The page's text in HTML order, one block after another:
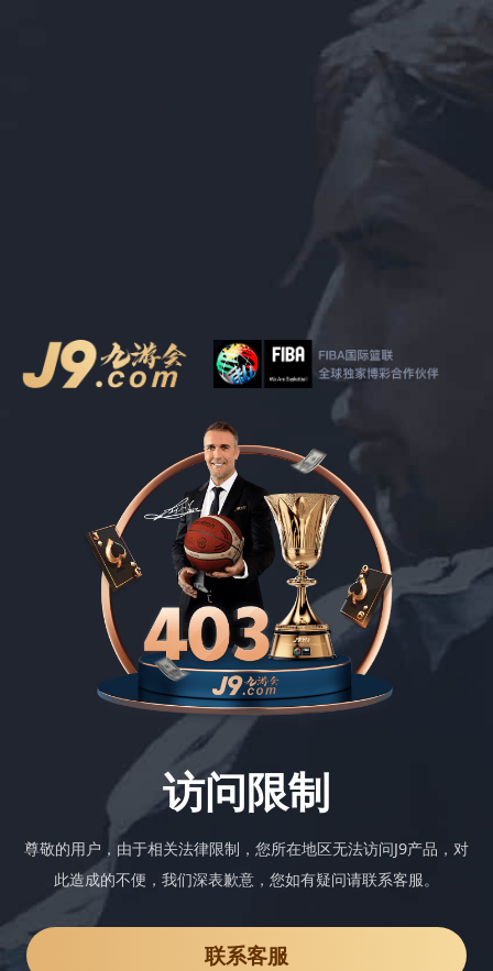
访问限制
尊敬的用户，由于相关法律限制，您所在地区无法访问J9产品，对
此造成的不便，我们深表歉意，您如有疑问请联系客服。
联系客服